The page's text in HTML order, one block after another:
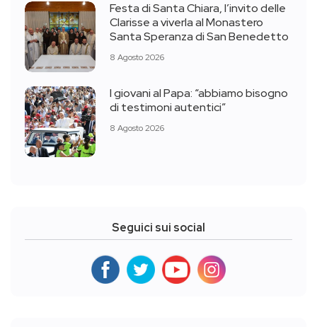
Festa di Santa Chiara, l’invito delle
Clarisse a viverla al Monastero
Santa Speranza di San Benedetto
8 Agosto 2026
I giovani al Papa: “abbiamo bisogno
di testimoni autentici”
8 Agosto 2026
Seguici sui social